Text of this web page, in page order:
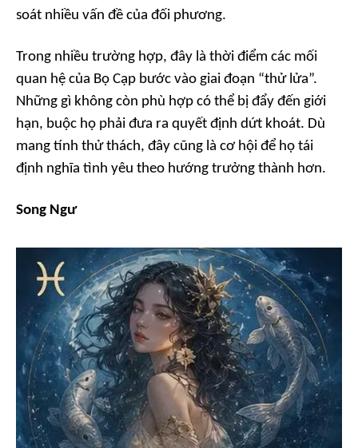
soát nhiều vấn đề của đối phương.
Trong nhiều trường hợp, đây là thời điểm các mối
quan hệ của Bọ Cạp bước vào giai đoạn “thử lửa”.
Những gì không còn phù hợp có thể bị đẩy đến giới
hạn, buộc họ phải đưa ra quyết định dứt khoát. Dù
mang tính thử thách, đây cũng là cơ hội để họ tái
định nghĩa tình yêu theo hướng trưởng thành hơn.
Song Ngư